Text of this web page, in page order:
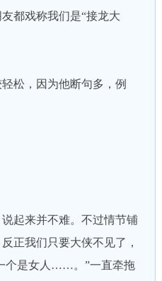
都戏称我们是“接龙大
，因为他断句多，例
起来并不难。不过情节铺
正我们只要大侠不见了，
个是女人……。”一直牵拖